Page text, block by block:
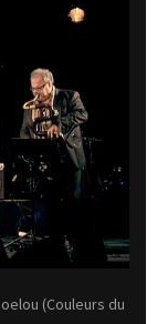
(Couleurs du